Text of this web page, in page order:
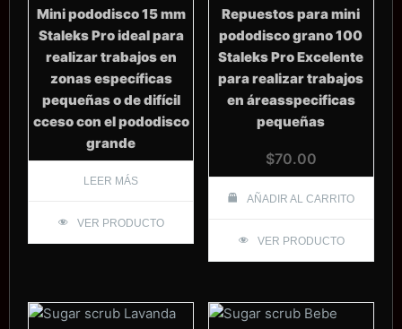
Mini pododisco 15 mm
Staleks Pro ideal para
realizar trabajos en
zonas específicas
pequeñas o de difícil
cceso con el pododisco
grande
LEER MÁS
VER PRODUCTO
Repuestos para mini
pododisco grano 100
Staleks Pro Excelente
para realizar trabajos
en áreasspecificas
pequeñas
$70.00
AÑADIR AL CARRITO
VER PRODUCTO